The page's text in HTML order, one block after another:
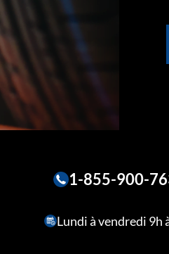
1-855-900-
Lundi à vendredi 9h